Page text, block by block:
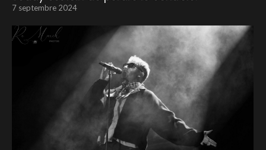
7 septembre 2024